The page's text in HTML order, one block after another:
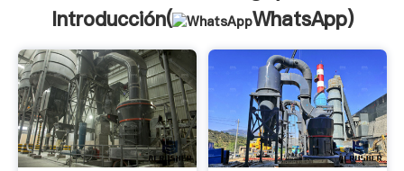
Introducción(
WhatsApp)